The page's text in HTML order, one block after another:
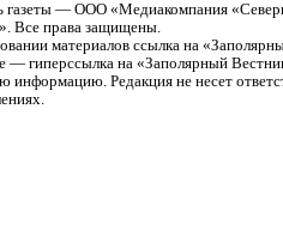
газеты — ООО «Медиакомпания
Все права защищены.
материалов ссылка на
— гиперссылка на «Заполярный
информацию. Редакция не несет